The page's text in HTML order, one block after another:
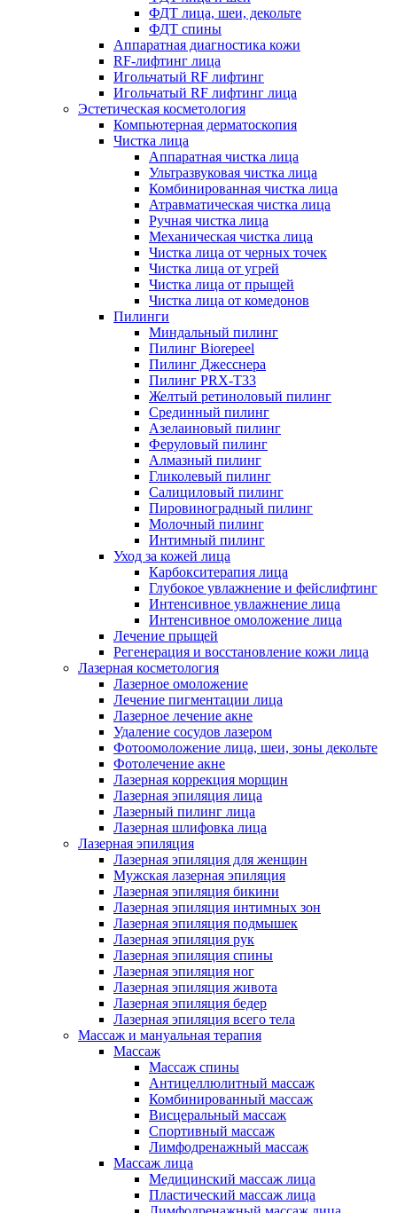
ФДТ лица, шеи, декольте
ФДТ спины
Аппаратная диагностика кожи
RF-лифтинг лица
Игольчатый RF лифтинг
Игольчатый RF лифтинг лица
Эстетическая косметология
Компьютерная дерматоскопия
Чистка лица
Аппаратная чистка лица
Ультразвуковая чистка лица
Комбинированная чистка лица
Атравматическая чистка лица
Ручная чистка лица
Механическая чистка лица
Чистка лица от черных точек
Чистка лица от угрей
Чистка лица от прыщей
Чистка лица от комедонов
Пилинги
Миндальный пилинг
Пилинг Biorepeel
Пилинг Джесснера
Пилинг PRX-T33
Желтый ретиноловый пилинг
Срединный пилинг
Азелаиновый пилинг
Феруловый пилинг
Алмазный пилинг
Гликолевый пилинг
Салициловый пилинг
Пировиноградный пилинг
Молочный пилинг
Интимный пилинг
Уход за кожей лица
Карбокситерапия лица
Глубокое увлажнение и фейслифтинг
Интенсивное увлажнение лица
Интенсивное омоложение лица
Лечение прыщей
Регенерация и восстановление кожи лица
Лазерная косметология
Лазерное омоложение
Лечение пигментации лица
Лазерное лечение акне
Удаление сосудов лазером
Фотоомоложение лица, шеи, зоны декольте
Фотолечение акне
Лазерная коррекция морщин
Лазерная эпиляция лица
Лазерный пилинг лица
Лазерная шлифовка лица
Лазерная эпиляция
Лазерная эпиляция для женщин
Мужская лазерная эпиляция
Лазерная эпиляция бикини
Лазерная эпиляция интимных зон
Лазерная эпиляция подмышек
Лазерная эпиляция рук
Лазерная эпиляция спины
Лазерная эпиляция ног
Лазерная эпиляция живота
Лазерная эпиляция бедер
Лазерная эпиляция всего тела
Массаж и мануальная терапия
Массаж
Массаж спины
Антицеллюлитный массаж
Комбинированный массаж
Висцеральный массаж
Спортивный массаж
Лимфодренажный массаж
Массаж лица
Медицинский массаж лица
Пластический массаж лица